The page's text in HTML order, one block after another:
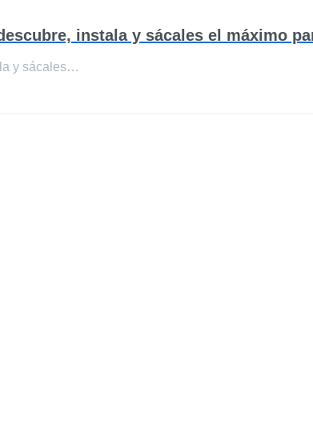
instala y sácales el máximo
y sácales…